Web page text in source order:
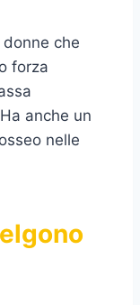
donne che
forza
anche un
nelle